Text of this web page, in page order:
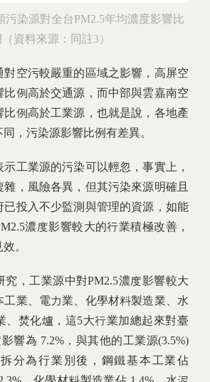
污染源對全台PM2.5年均濃度影響比
資料來源：同註3）
對空污較嚴重的區域之影響，高屏空
比例高於交通源，而中部與雲嘉南空
比例高於工業源，也就是說，各地產
，污染源影響比例有差異。
工業源的污染可以輕忽，事實上，
，風險各異，但其污染來源明確且
已投入不少監測與管理的資源，如能
濃度影響較大的行業積極改善，
。
究，工業源中對PM2.5濃度影響較大
工業、電力業、化學材料製造業、水
、焚化爐，這5大行業加總起來對臺
響為 7.2%，與其他的工業源(3.5%)
分為行業別後，鋼鐵基本工業佔